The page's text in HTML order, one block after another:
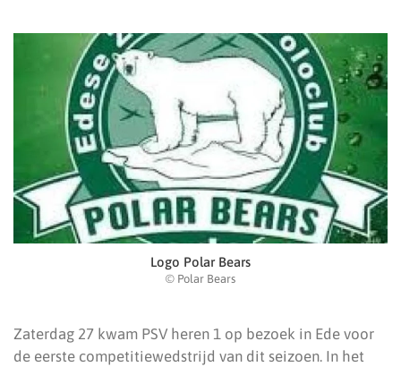
Logo Polar Bears
© Polar Bears
Zaterdag 27 kwam PSV heren 1 op bezoek in Ede voor
de eerste competitiewedstrijd van dit seizoen. In het